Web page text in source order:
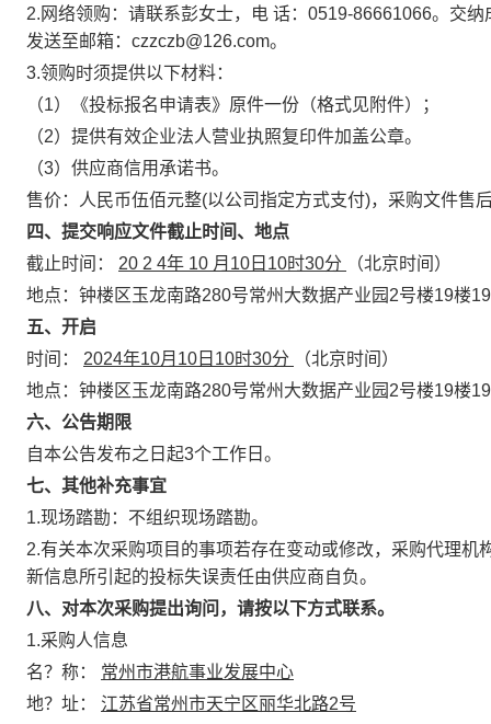
2.网络领购：请联系彭女士，电 话：0519-86661066。交
发送至邮箱：czzczb@126.com。
3.领购时须提供以下材料：
（1）《投标报名申请表》原件一份（格式见附件）；
（2）提供有效企业法人营业执照复印件加盖公章。
（3）供应商信用承诺书。
售价：人民币伍佰元整(以公司指定方式支付)，采购文件售
四、提交响应文件截止时间、地点
截止时间： 20 2 4年 10 月10日10时30分
（北京时间）
地点：钟楼区玉龙南路280号常州大数据产业园2号楼19楼
五、开启
时间： 2024年10月10日10时30分
（北京时间）
地点：钟楼区玉龙南路280号常州大数据产业园2号楼19楼
六、公告期限
自本公告发布之日起3个工作日。
七、其他补充事宜
1.现场踏勘：不组织现场踏勘。
2.有关本次采购项目的事项若存在变动或修改，采购代理
新信息所引起的投标失误责任由供应商自负。
八、对本次采购提出询问，请按以下方式联系。
1.采购人信息
名？称： 常州市港航事业发展中心
地？址： 江苏省常州市天宁区丽华北路2号